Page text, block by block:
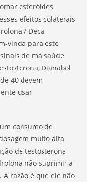
esteróides
efeitos colaterais
/ Deca
vinda para este
de má saúde
Dianabol
40 devem
usar
consumo de
muito alta
de testosterona
não suprimir a
razão é que ele não